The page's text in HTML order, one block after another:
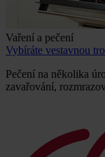
Vaření a pečení
Vybíráte vestavnou
Pečení na několika
zavařování,